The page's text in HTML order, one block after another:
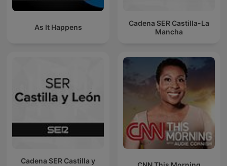
As It Happens
Cadena SER Castilla-La
Mancha
Cadena SER Castilla y